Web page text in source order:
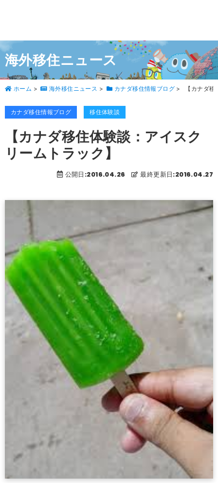
海外移住ニュース
ホーム > 海外移住ニュース > カナダ移住情報ブログ > 【カナダ
カナダ移住情報ブログ 移住体験談
【カナダ移住体験談：アイスク
リームトラック】
公開日:2016.04.26 最終更新日:2016.04.27